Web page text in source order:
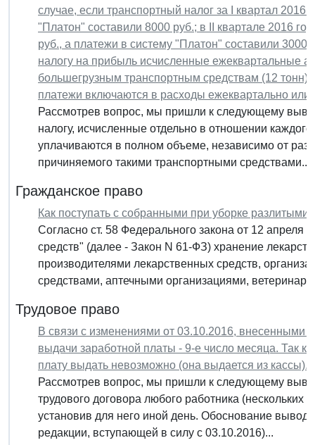
случае, если транспортный налог за I квартал 2016
"Платон" составили 8000 руб.; в II квартале 2016
руб., а платежи в систему "Платон" составили 3000
налогу на прибыль исчисленные ежеквартальные
большегрузным транспортным средствам (12 тонн)
платежи включаются в расходы ежеквартально или
Рассмотрев вопрос, мы пришли к следующему
налогу, исчисленные отдельно в отношении
уплачиваются в полном объеме, независимо от
причиняемого такими транспортными средствами...
Гражданское право
Как поступать с собранными при уборке
Согласно ст. 58 Федерального закона от 12
средств" (далее - Закон N 61-ФЗ) хранение
производителями лекарственных средств,
средствами, аптечными организациями,
Трудовое право
В связи с изменениями от 03.10.2016, внесенными
выдачи заработной платы - 9-е число месяца. Так
плату выдать невозможно (она выдается из кассы).
Рассмотрев вопрос, мы пришли к следующему
трудового договора любого работника
установив для него иной день. Обоснование
редакции, вступающей в силу с 03.10.2016)...